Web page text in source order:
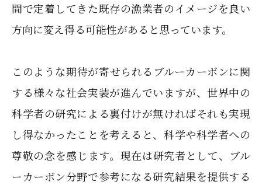
間で定着してきた既存の漁業者のイメージを良い
方向に変え得る可能性があると思っています。
このような期待が寄せられるブルーカーボンに関
する様々な社会実装が進んでいますが、世界中の
科学者の研究による裏付けが無ければそれも実現
し得なかったことを考えると、科学や科学者への
尊敬の念を感じます。現在は研究者として、ブル
ーカーボン分野で参考になる研究結果を提供する